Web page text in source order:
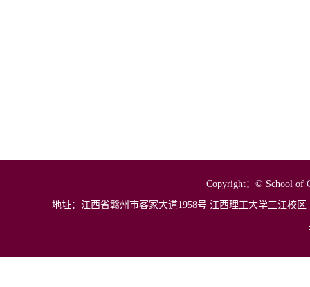
Copyright： © School of
地址：江西省赣州市客家大道1958号 江西理工大学三江